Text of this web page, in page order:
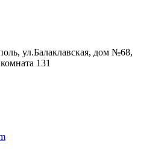
ул.Балаклавская, дом №68,
131